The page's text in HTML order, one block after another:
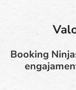
Booking